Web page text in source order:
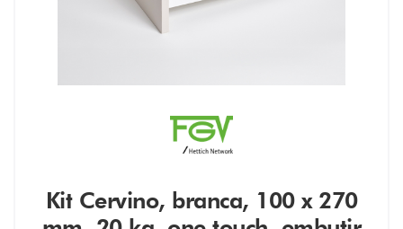
Kit Cervino, branca, 100 x 270